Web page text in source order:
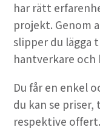
har rätt
projekt. Genom
slipper du lägga
hantverkare och
Du får en enkel
du kan se priser,
respektive